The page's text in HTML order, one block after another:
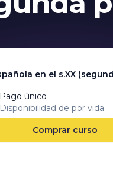
en el s.XX
Pago único
Disponibilidad de por vida
Comprar curso